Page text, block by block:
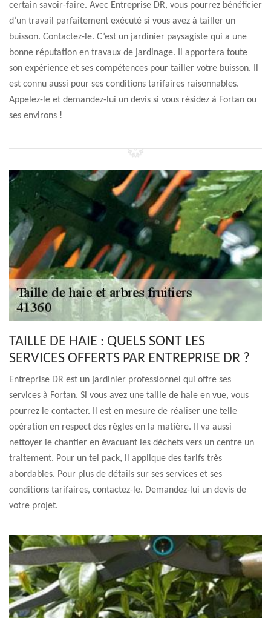
certain savoir-faire. Avec Entreprise DR, vous pourrez bénéficier
d’un travail parfaitement exécuté si vous avez à tailler un
buisson. Contactez-le. C’est un jardinier paysagiste qui a une
bonne réputation en travaux de jardinage. Il apportera toute
son expérience et ses compétences pour tailler votre buisson. Il
est connu aussi pour ses conditions tarifaires raisonnables.
Appelez-le et demandez-lui un devis si vous résidez à Fortan ou
ses environs !
TAILLE DE HAIE : QUELS SONT LES
SERVICES OFFERTS PAR ENTREPRISE DR ?
Entreprise DR est un jardinier professionnel qui offre ses
services à Fortan. Si vous avez une taille de haie en vue, vous
pourrez le contacter. Il est en mesure de réaliser une telle
opération en respect des règles en la matière. Il va aussi
nettoyer le chantier en évacuant les déchets vers un centre un
traitement. Pour un tel pack, il applique des tarifs très
abordables. Pour plus de détails sur ses services et ses
conditions tarifaires, contactez-le. Demandez-lui un devis de
votre projet.